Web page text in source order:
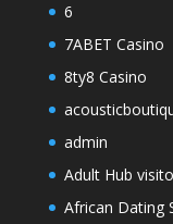
6
7ABET Casino
8ty8 Casino
admin
Adult Hub
African Dating